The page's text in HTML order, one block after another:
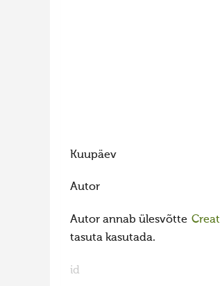
Kuupäev
Autor
Autor annab ülesvõtte
tasuta kasutada.
id